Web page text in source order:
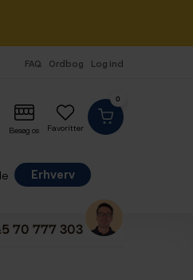
FAQ Ordbog Log ind
0
Favoritter
Besøg os
Erhverv
70 777 303